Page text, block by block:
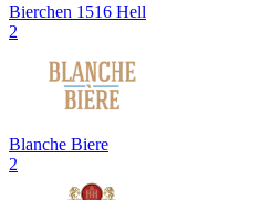
Bierchen 1516 Hell
2
Blanche Biere
2